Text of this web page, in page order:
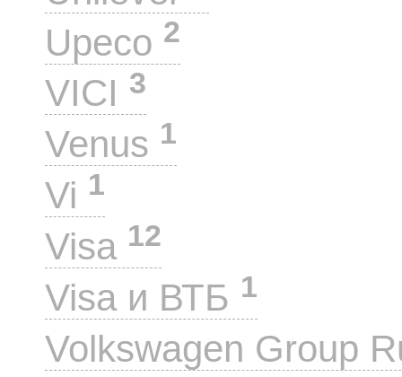
Upeco 2
VICI 3
Venus 1
Vi 1
Visa 12
Visa и ВТБ 1
Volkswagen Group